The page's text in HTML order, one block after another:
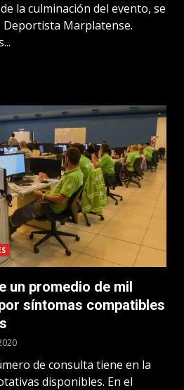
la culminación del evento, se
Deportista Marplatense.
un promedio de mil
síntomas compatibles
de consulta tiene en la
disponibles. En el